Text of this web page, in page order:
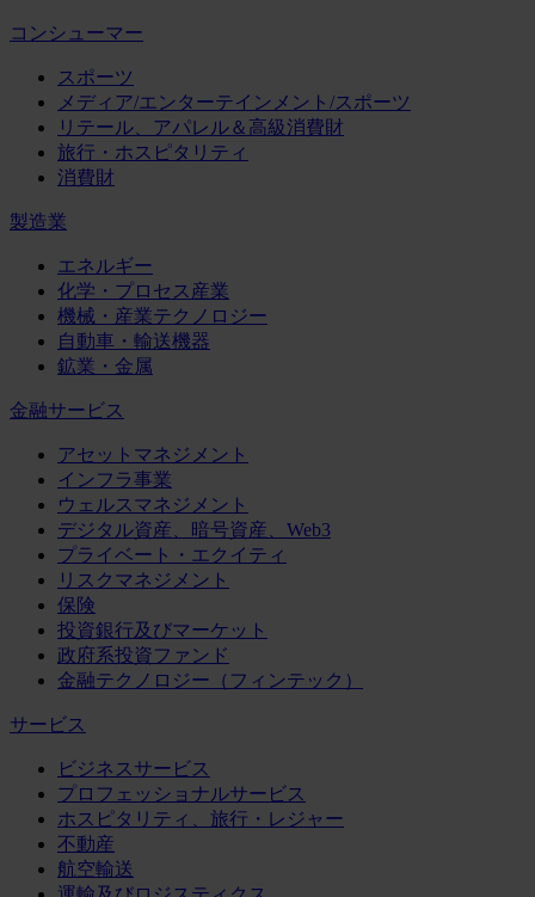
コンシューマー
スポーツ
メディア/エンターテインメント/スポーツ
リテール、アパレル＆高級消費財
旅行・ホスピタリティ
消費財
製造業
エネルギー
化学・プロセス産業
機械・産業テクノロジー
自動車・輸送機器
鉱業・金属
金融サービス
アセットマネジメント
インフラ事業
ウェルスマネジメント
デジタル資産、暗号資産、Web3
プライベート・エクイティ
リスクマネジメント
保険
投資銀行及びマーケット
政府系投資ファンド
金融テクノロジー（フィンテック）
サービス
ビジネスサービス
プロフェッショナルサービス
ホスピタリティ、旅行・レジャー
不動産
航空輸送